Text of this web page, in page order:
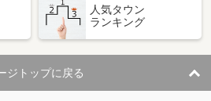
群馬県伊勢崎市西久保町３
23.61m²
1K
人気タウン
ランキング
ジトップに戻る